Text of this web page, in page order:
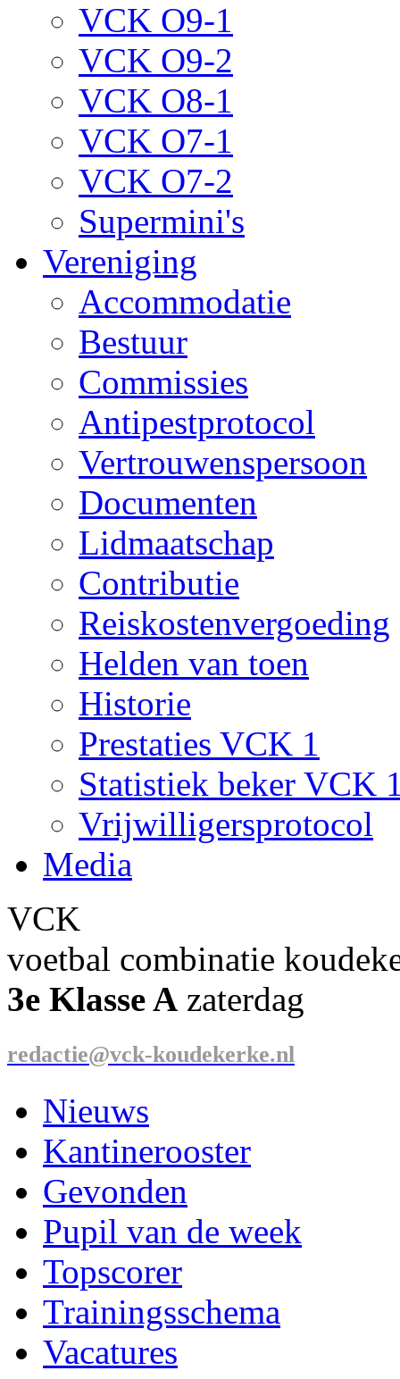
VCK O9-1
VCK O9-2
VCK O8-1
VCK O7-1
VCK O7-2
Supermini's
Vereniging
Accommodatie
Bestuur
Commissies
Antipestprotocol
Vertrouwenspersoon
Documenten
Lidmaatschap
Contributie
Reiskostenvergoeding
Helden van toen
Historie
Prestaties VCK 1
Statistiek beker VCK
Vrijwilligersprotocol
Media
VCK
voetbal combinatie
3e Klasse A zaterdag
redactie@vck-koudekerke.nl
Nieuws
Kantinerooster
Gevonden
Pupil van de week
Topscorer
Trainingsschema
Vacatures